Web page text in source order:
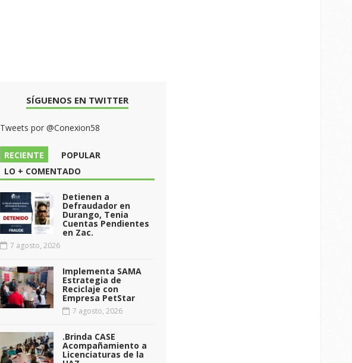
SÍGUENOS EN TWITTER
Tweets por @Conexion58
RECIENTE
POPULAR
LO + COMENTADO
Detienen a
Defraudador en
Durango, Tenia
Cuentas Pendientes
en Zac.
7 agosto, 2026
Implementa SAMA
Estrategia de
Reciclaje con
Empresa PetStar
7 agosto, 2026
.Brinda CASE
Acompañamiento a
Licenciaturas de la